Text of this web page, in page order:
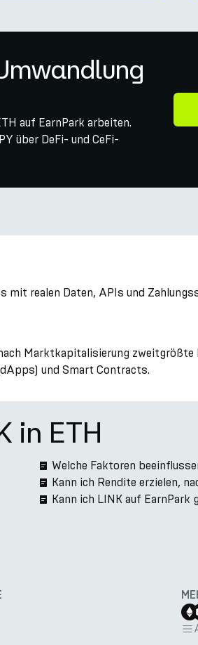
auf EarnPark arbeiten.
über DeFi- und CeFi-
realen Daten, APIs und
Marktkapitalisierung zweitgrößte
und Smart Contracts.
in ETH
Welche Faktoren
Kann ich Rendite erzielen,
Kann ich LINK auf EarnPark